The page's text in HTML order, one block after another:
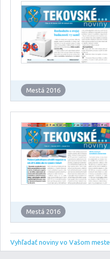
Mestá 2016
Mestá 2016
Vyhľadať noviny vo Vašom meste